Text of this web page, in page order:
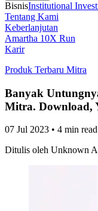
BisnisInstitutional
Tentang Kami
Keberlanjutan
Amartha 10X Run
Karir
Produk Terbaru Mitra
Banyak
Mitra. Download,
07 Jul 2023 • 4 min read
Ditulis oleh Unknown